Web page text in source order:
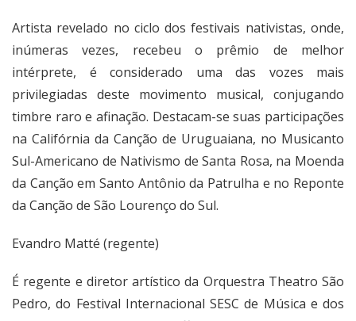
Artista revelado no ciclo dos festivais nativistas, onde,
inúmeras vezes, recebeu o prêmio de melhor
intérprete, é considerado uma das vozes mais
privilegiadas deste movimento musical, conjugando
timbre raro e afinação. Destacam-se suas participações
na Califórnia da Canção de Uruguaiana, no Musicanto
Sul-Americano de Nativismo de Santa Rosa, na Moenda
da Canção em Santo Antônio da Patrulha e no Reponte
da Canção de São Lourenço do Sul.
Evandro Matté (regente)
É regente e diretor artístico da Orquestra Theatro São
Pedro, do Festival Internacional SESC de Música e dos